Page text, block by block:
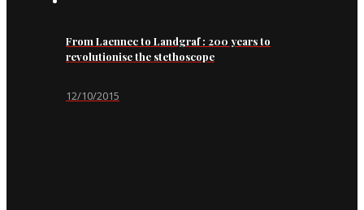
From Laennec to Landgraf : 200 years to
revolutionise the stethoscope
12/10/2015